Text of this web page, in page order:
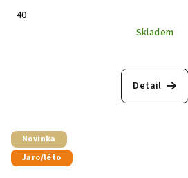
40
Skladem
Detail
Novinka
Jaro/léto